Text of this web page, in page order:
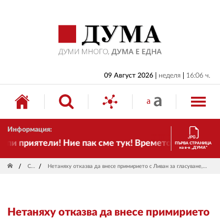
09 Август 2026 неделя 16:06 ч.
Информация:
приятели! Ние пак сме тук! Времето се променя и
ПЪРВА СТРАНИЦА
на в-к „ДУМА“
Свят Нетаняху отказва да внесе примирието с Ливан за гласуване, докато "Хизбула" не приеме условията
Нетаняху отказва да внесе примирието
БЪЛГАРИЯ
ИКОНОМИКА
ИЗБОРИ
СВЯТ
ДРУГИ